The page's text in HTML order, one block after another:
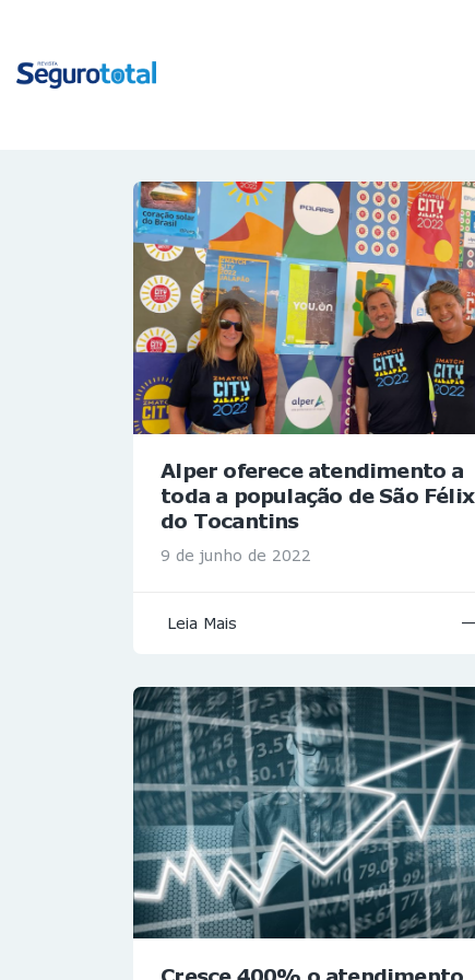
Alper oferece atendimento a
toda a população de São Félix
do Tocantins
9 de junho de 2022
Leia Mais
Cresce 400% o atendimento